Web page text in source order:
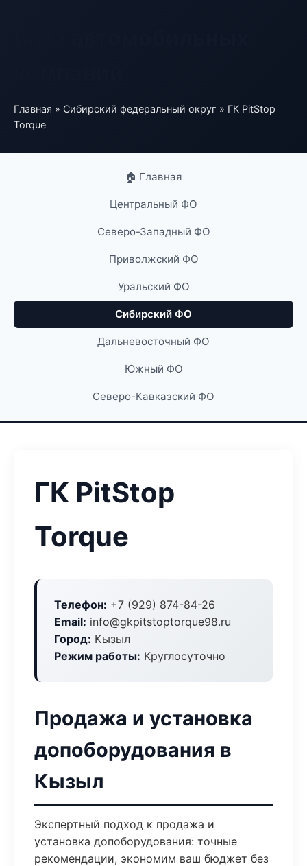
Главная » Сибирский федеральный округ » ГК PitStop
Torque
🏠 Главная
Центральный ФО
Северо-Западный ФО
Приволжский ФО
Уральский ФО
Сибирский ФО
Дальневосточный ФО
Южный ФО
Северо-Кавказский ФО
ГК PitStop
Torque
Телефон: +7 (929) 874-84-26
Email: info@gkpitstoptorque98.ru
Город: Кызыл
Режим работы: Круглосуточно
Продажа и установка
допоборудования в
Кызыл
Экспертный подход к продажа и
установка допоборудования: точные
рекомендации, экономим ваш бюджет без